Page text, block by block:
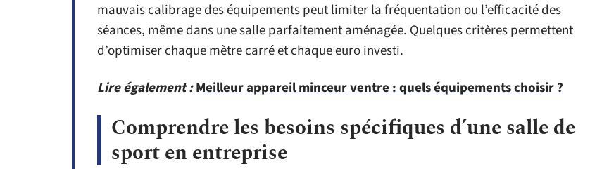
mauvais calibrage des équipements peut limiter la fréquentation ou l’efficacité des
séances, même dans une salle parfaitement aménagée. Quelques critères permettent
d’optimiser chaque mètre carré et chaque euro investi.
Lire également :Meilleur appareil minceur ventre : quels équipements choisir ?
Comprendre les besoins spécifiques d’une salle de
sport en entreprise